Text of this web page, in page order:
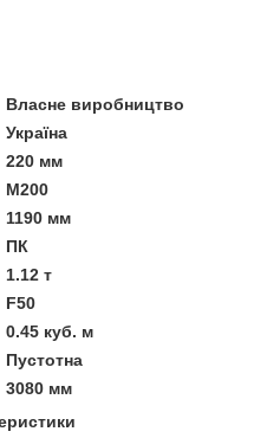
Власне виробництво
Україна
220 мм
М200
1190 мм
ПК
1.12 т
F50
0.45 куб. м
Пустотна
3080 мм